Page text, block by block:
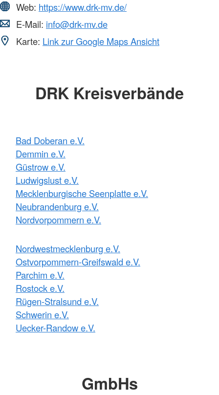
Web: https://www.drk-mv.de/
E-Mail: info@drk-mv.de
Karte: Link zur Google Maps Ansicht
DRK Kreisverbände
Bad Doberan e.V.
Demmin e.V.
Güstrow e.V.
Ludwigslust e.V.
Mecklenburgische Seenplatte e.V.
Neubrandenburg e.V.
Nordvorpommern e.V.
Nordwestmecklenburg e.V.
Ostvorpommern-Greifswald e.V.
Parchim e.V.
Rostock e.V.
Rügen-Stralsund e.V.
Schwerin e.V.
Uecker-Randow e.V.
GmbHs